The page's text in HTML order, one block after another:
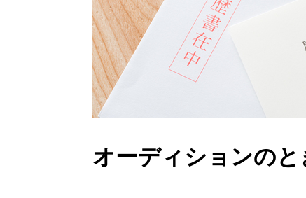
オーディションの